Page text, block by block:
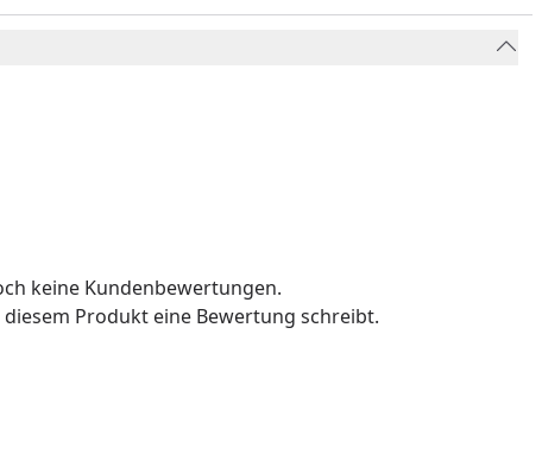
keine Kundenbewertungen.
Produkt eine Bewertung schreibt.